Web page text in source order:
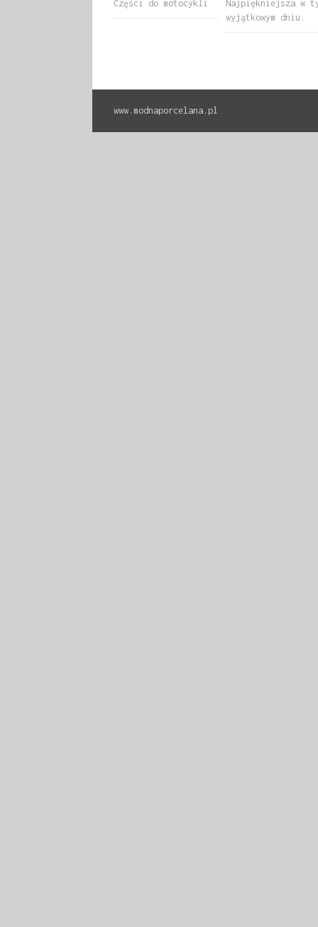
Najpiękniejsza w
wyjątkowym dniu.
Części do motocykli
www.modnaporcelana.pl